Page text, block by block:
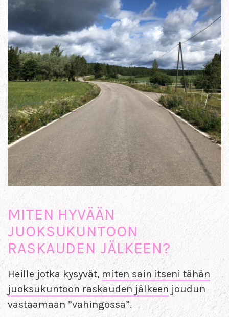
MITEN HYVÄÄN
JUOKSUKUNTOON
RASKAUDEN JÄLKEEN?
Heille jotka kysyvät, miten sain itseni tähän
juoksukuntoon raskauden jälkeen joudun
vastaamaan ”vahingossa”.